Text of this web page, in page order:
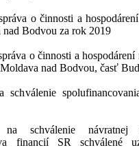
o činnosti a
Bodvou za rok 2019
o činnosti a hospodárení
nad Bodvou, časť
schválenie
schválenie návratnej
financií SR schválené